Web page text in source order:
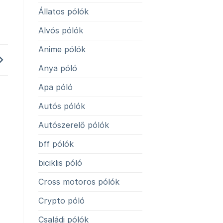
Állatos pólók
Alvós pólók
Anime pólók
Anya póló
Apa póló
Autós pólók
Autószerelő pólók
bff pólók
biciklis póló
Cross motoros pólók
Crypto póló
Családi pólók